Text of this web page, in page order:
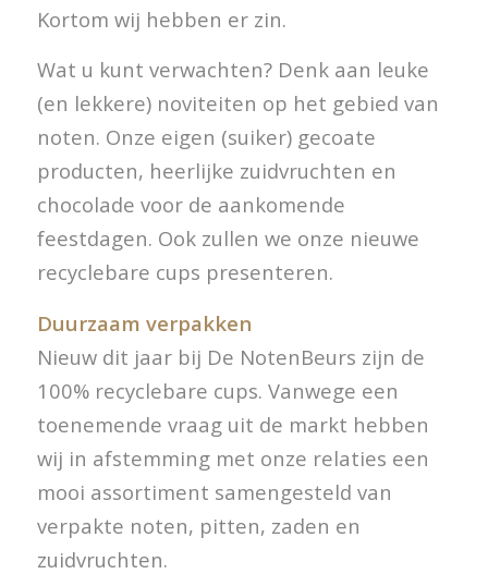
Kortom wij hebben er zin.
Wat u kunt verwachten? Denk aan leuke
(en lekkere) noviteiten op het gebied van
noten. Onze eigen (suiker) gecoate
producten, heerlijke zuidvruchten en
chocolade voor de aankomende
feestdagen. Ook zullen we onze nieuwe
recyclebare cups presenteren.
Duurzaam verpakken
Nieuw dit jaar bij De NotenBeurs zijn de
100% recyclebare cups. Vanwege een
toenemende vraag uit de markt hebben
wij in afstemming met onze relaties een
mooi assortiment samengesteld van
verpakte noten, pitten, zaden en
zuidvruchten.